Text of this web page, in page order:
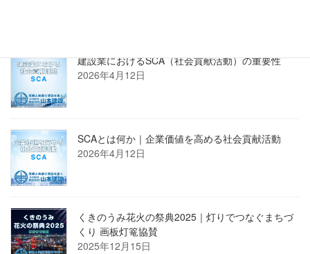
建設業におけるSCA（社会貢献活動）の重要性
2026年4月12日
SCAとは何か｜企業価値を高める社会貢献活動
2026年4月12日
くきのうみ花火の祭典2025｜灯りでつなぐまちづ
くり 画板灯篭協賛
2025年12月15日